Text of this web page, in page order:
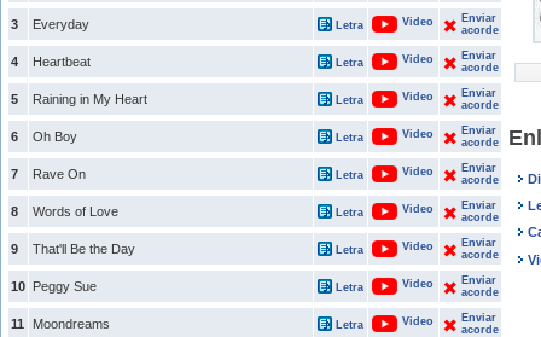
3 Everyday Letra Video
Enviar
acorde
4 Heartbeat Letra Video
Enviar
acorde
5 Raining in My Heart Letra Video
Enviar
acorde
6 Oh Boy Letra Video
Enviar
acorde
7 Rave On Letra Video
Enviar
acorde
8 Words of Love Letra Video
Enviar
acorde
9 That'll Be the Day Letra Video
Enviar
acorde
10 Peggy Sue Letra Video
Enviar
acorde
11 Moondreams Letra Video
Enviar
acorde